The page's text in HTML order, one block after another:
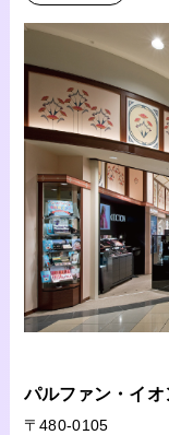
パルファン・イ
〒480-0105